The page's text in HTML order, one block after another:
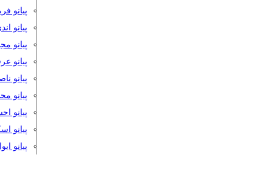
پیانو
پیانو
پیانو
پیانو
پیانو
پیانو
پیانو
پیانو
پیانو